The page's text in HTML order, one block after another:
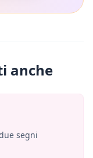
anche
segni